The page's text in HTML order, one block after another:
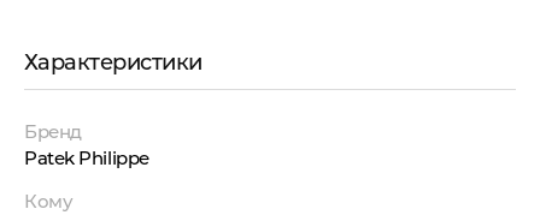
Характеристики
Бренд
Patek Philippe
Кому